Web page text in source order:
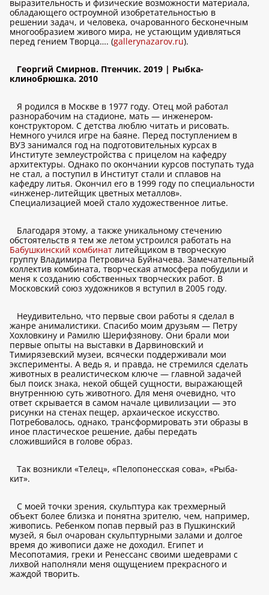
выразительность и физические возможности материала,
обладающего остроумной изобретательностью в
решении задач, и человека, очарованного бесконечным
многообразием живого мира, не устающим удивляться
перед гением Творца…. (gallerynazarov.ru).
Георгий Смирнов. Птенчик. 2019 | Рыбка-
клинобрюшка. 2010
Я родился в Москве в 1977 году. Отец мой работал
разнорабочим на стадионе, мать — инженером-
конструктором. С детства люблю читать и рисовать.
Немного учился игре на баяне. Перед поступлением в
ВУЗ занимался год на подготовительных курсах в
Институте землеустройства с прицелом на кафедру
архитектуры. Однако по окончании курсов поступать туда
не стал, а поступил в Институт стали и сплавов на
кафедру литья. Окончил его в 1999 году по специальности
«инженер-литейщик цветных металлов».
Специализацией моей стало художественное литье.
Благодаря этому, а также уникальному стечению
обстоятельств я тем же летом устроился работать на
Бабушкинский комбинат литейщиком в творческую
группу Владимира Петровича Буйначева. Замечательный
коллектив комбината, творческая атмосфера побудили и
меня к созданию собственных творческих работ. В
Московский союз художников я вступил в 2005 году.
Неудивительно, что первые свои работы я сделал в
жанре анималистики. Спасибо моим друзьям — Петру
Хохловкину и Рамилю Шерифзянову. Они брали мои
первые опыты на выставки в Дарвиновский и
Тимирязевский музеи, всячески поддерживали мои
эксперименты. А ведь я, и правда, не стремился сделать
животных в реалистическом ключе — главной задачей
был поиск знака, некой общей сущности, выражающей
внутреннюю суть животного. Для меня очевидно, что
ответ скрывается в самом начале цивилизации — это
рисунки на стенах пещер, архаическое искусство.
Потребовалось, однако, трансформировать эти образы в
иное пластическое решение, дабы передать
сложившийся в голове образ.
Так возникли «Телец», «Пелопонесская сова», «Рыба-
кит».
С моей точки зрения, скульптура как трехмерный
объект более близка и понятна зрителю, чем, например,
живопись. Ребенком попав первый раз в Пушкинский
музей, я был очарован скульптурными залами и долгое
время до живописи даже не доходил. Египет и
Месопотамия, греки и Ренессанс своими шедеврами с
лихвой наполняли меня ощущением прекрасного и
жаждой творить.